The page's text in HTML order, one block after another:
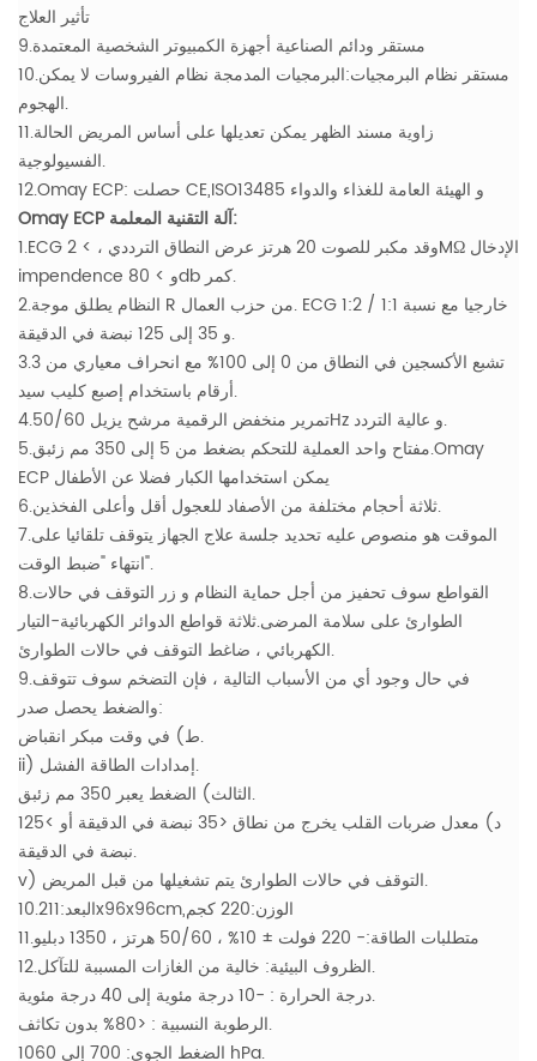
تأثير العلاج
9.مستقر ودائم الصناعية أجهزة الكمبيوتر الشخصية المعتمدة
10.مستقر نظام البرمجيات:البرمجيات المدمجة نظام الفيروسات لا يمكن
الهجوم.
11.زاوية مسند الظهر يمكن تعديلها على أساس المريض الحالة
الفسيولوجية.
12.Omay ECP: حصلت CE,ISO13485 و الهيئة العامة للغذاء والدواء
Omay ECP آلة التقنية المعلمة:
1.ECG وقد مكبر للصوت 20 هرتز عرض النطاق الترددي ، > 2MΩ الإدخال
impendence و > 80db كمر.
2.النظام يطلق موجة R من حزب العمال. ECG خارجيا مع نسبة 1:1 / 1:2
و 35 إلى 125 نبضة في الدقيقة.
3.تشبع الأكسجين في النطاق من 0 إلى 100% مع انحراف معياري من 3
أرقام باستخدام إصبع كليب سيد.
4.تمرير منخفض الرقمية مرشح يزيل 50/60Hz و عالية التردد.
5.مفتاح واحد العملية للتحكم بضغط من 5 إلى 350 مم زئبق.Omay
ECP يمكن استخدامها الكبار فضلا عن الأطفال
6.ثلاثة أحجام مختلفة من الأصفاد للعجول أقل وأعلى الفخذين.
7.الموقت هو منصوص عليه تحديد جلسة علاج الجهاز يتوقف تلقائيا على
انتهاء "ضبط الوقت".
8.القواطع سوف تحفيز من أجل حماية النظام و زر التوقف في حالات
الطوارئ على سلامة المرضى.ثلاثة قواطع الدوائر الكهربائية-التيار
الكهربائي ، ضاغط التوقف في حالات الطوارئ.
9.في حال وجود أي من الأسباب التالية ، فإن التضخم سوف تتوقف
والضغط يحصل صدر:
ط) في وقت مبكر انقباض.
ii) إمدادات الطاقة الفشل.
الثالث) الضغط يعبر 350 مم زئبق.
د) معدل ضربات القلب يخرج من نطاق <35 نبضة في الدقيقة أو >125
نبضة في الدقيقة.
v) التوقف في حالات الطوارئ يتم تشغيلها من قبل المريض.
10.البعد:211x96x96cm,الوزن:220 كجم
11.متطلبات الطاقة:- 220 فولت ± 10% ، 50/60 هرتز ، 1350 دبليو
12.الظروف البيئية: خالية من الغازات المسببة للتآكل.
درجة الحرارة : -10 درجة مئوية إلى 40 درجة مئوية.
الرطوبة النسبية : <80% بدون تكاثف.
الضغط الجوي: 700 إلى 1060 hPa.